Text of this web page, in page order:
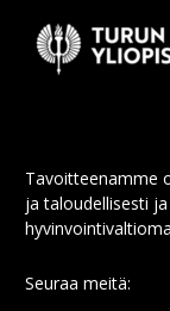
Tavoitteenamme
ja taloudellisesti
Seuraa meitä: